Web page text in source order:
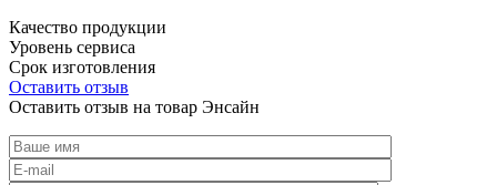
Качество продукции
Уровень сервиса
Срок изготовления
Оставить отзыв
Оставить отзыв на товар Энсайн